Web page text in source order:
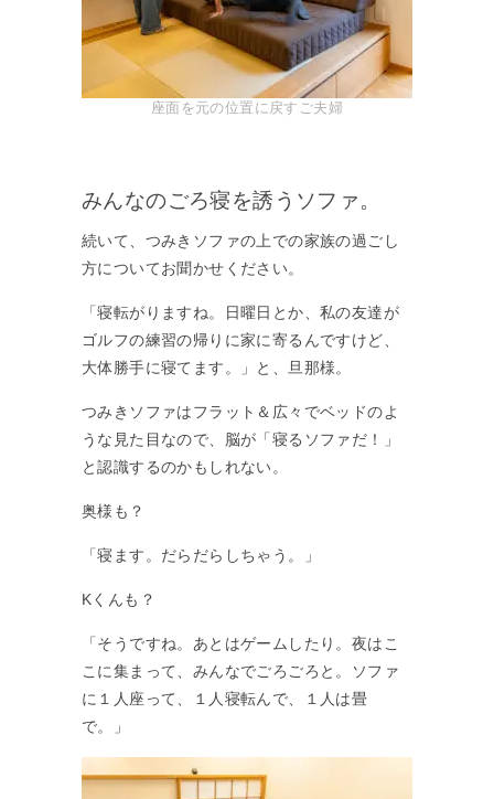
座面を元の位置に戻すご夫婦
みんなのごろ寝を誘うソファ。
続いて、つみきソファの上での家族の過ごし
方についてお聞かせください。
「寝転がりますね。日曜日とか、私の友達が
ゴルフの練習の帰りに家に寄るんですけど、
大体勝手に寝てます。」と、旦那様。
つみきソファはフラット＆広々でベッドのよ
うな見た目なので、脳が「寝るソファだ！」
と認識するのかもしれない。
奥様も？
「寝ます。だらだらしちゃう。」
Kくんも？
「そうですね。あとはゲームしたり。夜はこ
こに集まって、みんなでごろごろと。ソファ
に１人座って、１人寝転んで、１人は畳
で。」